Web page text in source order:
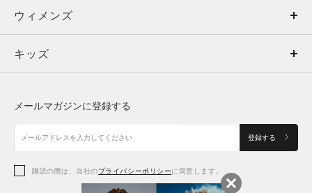
ウィメンズ
キッズ
アクセサリー
トップス
ボトムス
アクセサリー
ウィメンズ
トップス
シューズ
アクセサリー
キッズ
シューズ
メールマガジンに登録する
登録する
購読の際は、当社のプライバシーポリシーに同意します。